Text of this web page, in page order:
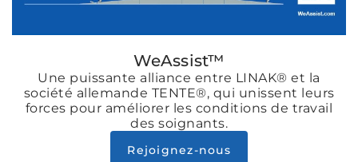
WeAssist™
Une puissante alliance entre LINAK® et la
société allemande TENTE®, qui unissent leurs
forces pour améliorer les conditions de travail
des soignants.
Rejoignez-nous